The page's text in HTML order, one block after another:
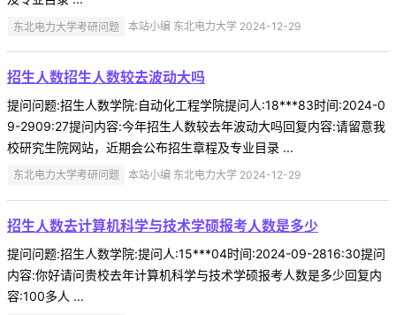
东北电力大学考研问题 本站小编 东北电力大学 2024-12-29
招生人数招生人数较去波动大吗
提问问题:招生人数学院:自动化工程学院提问人:18***83时间:2024-0
9-2909:27提问内容:今年招生人数较去年波动大吗回复内容:请留意我
校研究生院网站，近期会公布招生章程及专业目录 ...
东北电力大学考研问题 本站小编 东北电力大学 2024-12-29
招生人数去计算机科学与技术学硕报考人数是多少
提问问题:招生人数学院:提问人:15***04时间:2024-09-2816:30提问
内容:你好请问贵校去年计算机科学与技术学硕报考人数是多少回复内
容:100多人 ...